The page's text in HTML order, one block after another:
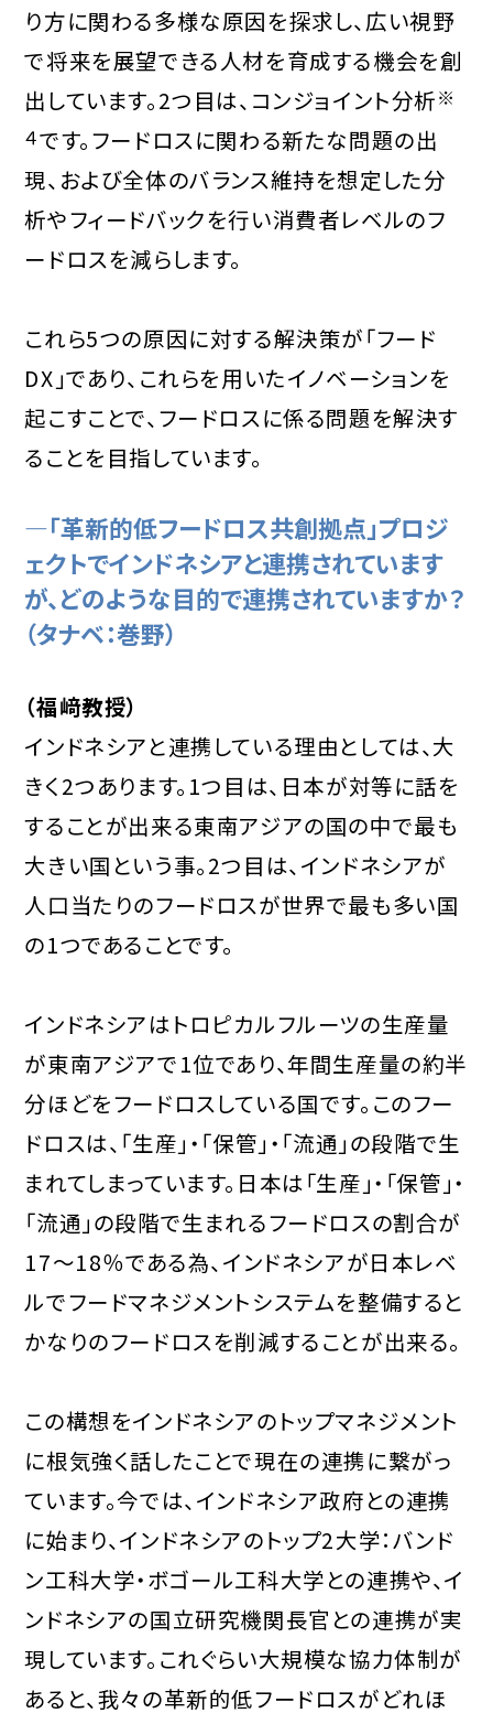
り方に関わる多様な原因を探求し、広い視野
で将来を展望できる人材を育成する機会を創
出しています。2つ目は、コンジョイント分析※
４です。フードロスに関わる新たな問題の出
現、および全体のバランス維持を想定した分
析やフィードバックを行い消費者レベルのフ
ードロスを減らします。
これら5つの原因に対する解決策が「フード
DX」であり、これらを用いたイノベーションを
起こすことで、フードロスに係る問題を解決す
ることを目指しています。
―「革新的低フードロス共創拠点」プロジ
ェクトでインドネシアと連携されています
が、どのような目的で連携されていますか？
（タナベ：巻野）
（福﨑教授）
インドネシアと連携している理由としては、大
きく2つあります。1つ目は、日本が対等に話を
することが出来る東南アジアの国の中で最も
大きい国という事。2つ目は、インドネシアが
人口当たりのフードロスが世界で最も多い国
の1つであることです。
インドネシアはトロピカルフルーツの生産量
が東南アジアで1位であり、年間生産量の約半
分ほどをフードロスしている国です。このフー
ドロスは、「生産」・「保管」・「流通」の段階で生
まれてしまっています。日本は「生産」・「保管」・
「流通」の段階で生まれるフードロスの割合が
17～18％である為、インドネシアが日本レベ
ルでフードマネジメントシステムを整備すると
かなりのフードロスを削減することが出来る。
この構想をインドネシアのトップマネジメント
に根気強く話したことで現在の連携に繋がっ
ています。今では、インドネシア政府との連携
に始まり、インドネシアのトップ2大学：バンド
ン工科大学・ボゴール工科大学との連携や、イ
ンドネシアの国立研究機関長官との連携が実
現しています。これぐらい大規模な協力体制が
あると、我々の革新的低フードロスがどれほ